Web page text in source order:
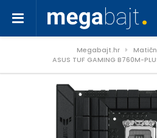
Megabajt.hr
ASUS TUF GAMING B760M-